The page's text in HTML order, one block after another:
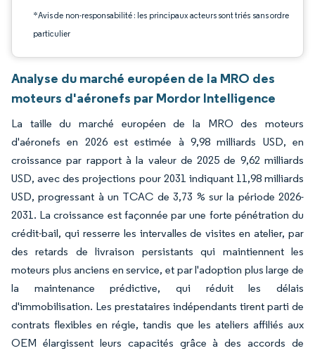
*Avis de non-responsabilité : les principaux acteurs sont triés sans ordre
particulier
Analyse du marché européen de la MRO des
moteurs d'aéronefs par Mordor Intelligence
La taille du marché européen de la MRO des moteurs
d'aéronefs en 2026 est estimée à 9,98 milliards USD, en
croissance par rapport à la valeur de 2025 de 9,62 milliards
USD, avec des projections pour 2031 indiquant 11,98 milliards
USD, progressant à un TCAC de 3,73 % sur la période 2026-
2031. La croissance est façonnée par une forte pénétration du
crédit-bail, qui resserre les intervalles de visites en atelier, par
des retards de livraison persistants qui maintiennent les
moteurs plus anciens en service, et par l'adoption plus large de
la maintenance prédictive, qui réduit les délais
d'immobilisation. Les prestataires indépendants tirent parti de
contrats flexibles en régie, tandis que les ateliers affiliés aux
OEM élargissent leurs capacités grâce à des accords de